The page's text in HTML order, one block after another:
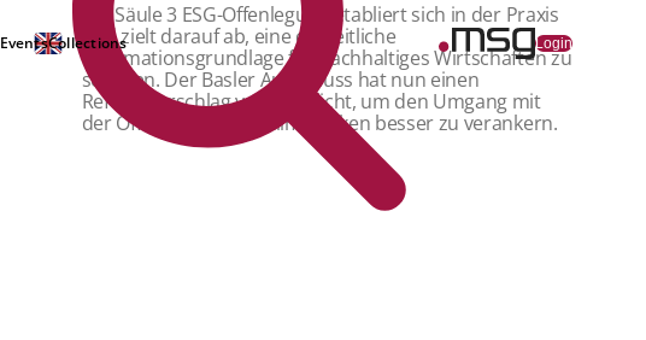
EventsCollections Login
Die Säule 3 ESG-Offenlegung etabliert sich in der Praxis
und zielt darauf ab, eine einheitliche
Informationsgrundlage für nachhaltiges Wirtschaften zu
schaffen. Der Basler Ausschuss hat nun einen
Reformvorschlag veröffentlicht, um den Umgang mit
der Offenlegung von Klimarisiken besser zu verankern.